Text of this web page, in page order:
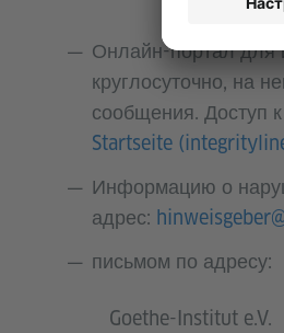
Онлайн-портал для
круглосуточно, на
сообщения. Доступ
Startseite
Информацию о
адрес:
письмом по адресу:
Goethe-Institut e.V.